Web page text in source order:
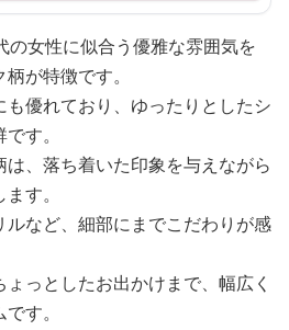
の女性に似合う優雅な雰囲気を
が特徴です。
も優れており、ゆったりとしたシ
す。
、落ち着いた印象を与えながら
す。
など、細部にまでこだわりが感
っとしたお出かけまで、幅広く
す。